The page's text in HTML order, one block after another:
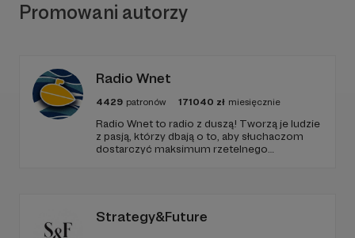
Promowani autorzy
Radio Wnet
4429 patronów 171040 zł miesięcznie
Radio Wnet to radio z duszą! Tworzą je ludzie
z pasją, którzy dbają o to, aby słuchaczom
dostarczyć maksimum rzetelnego
Strategy&Future